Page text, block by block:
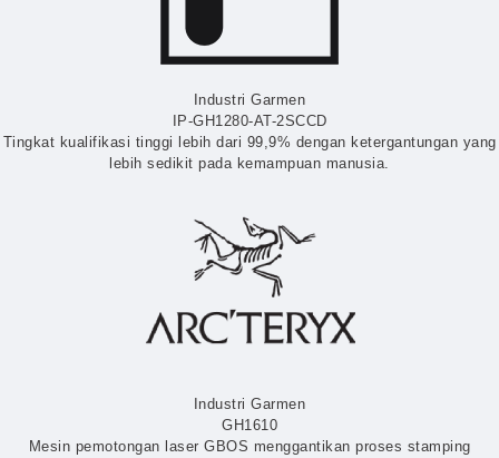
Industri Garmen
IP-GH1280-AT-2SCCD
Tingkat kualifikasi tinggi lebih dari 99,9% dengan ketergantungan yang
lebih sedikit pada kemampuan manusia.
Industri Garmen
GH1610
Mesin pemotongan laser GBOS menggantikan proses stamping